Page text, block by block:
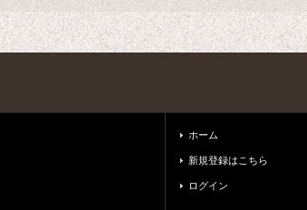
ホーム
新規登録はこちら
ログイン